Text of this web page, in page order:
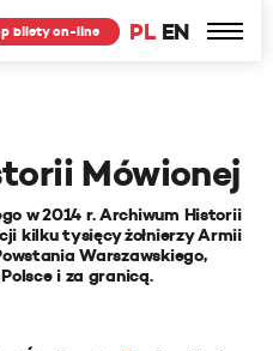
PL EN
bilety on-line
Mówionej
w 2014 r. Archiwum Historii
kilku tysięcy żołnierzy Armii
Warszawskiego,
i za granicą.